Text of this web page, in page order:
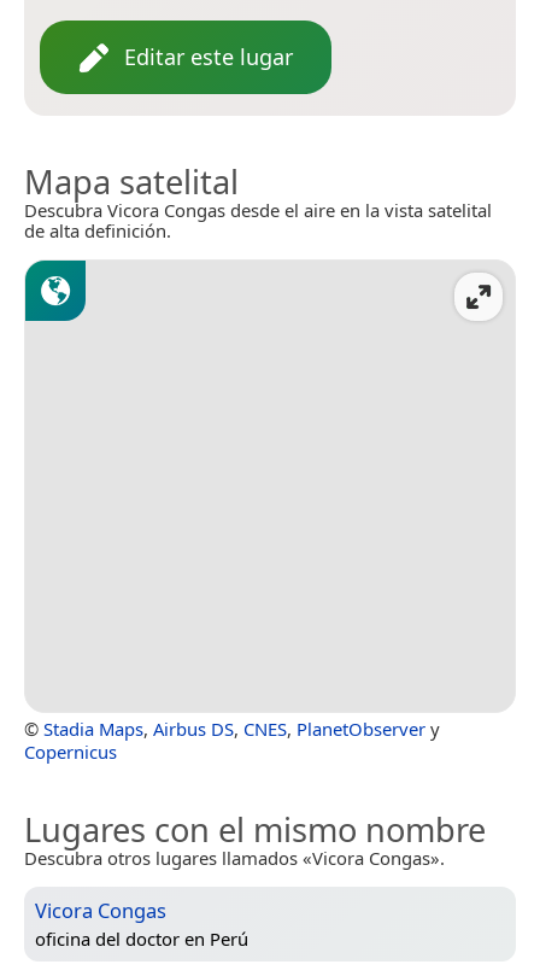
Editar este lugar
Mapa satelital
Descubra Vicora Congas desde el aire en la vista satelital
de alta definición.
© Stadia Maps, Airbus DS, CNES, PlanetObserver y
Copernicus
Lugares con el mismo nombre
Descubra otros lugares llamados «Vicora Congas».
Vicora Congas
oficina del doctor en Perú